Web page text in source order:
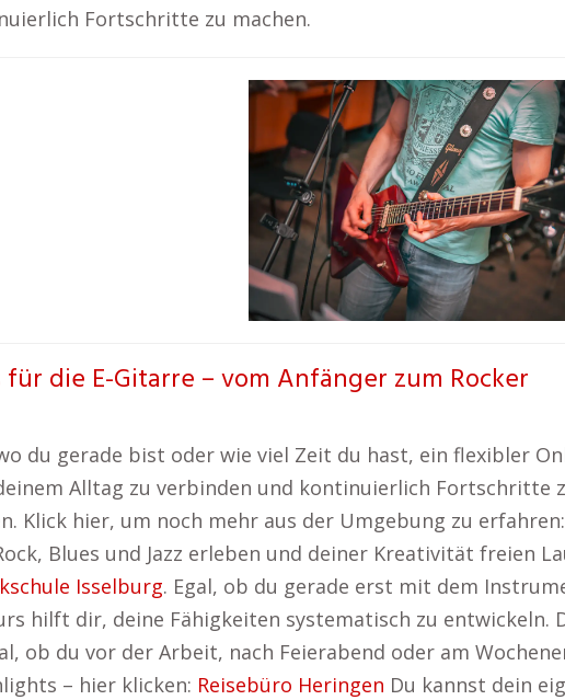
Fortschritte zu machen.
die E-Gitarre – vom Anfänger zum Rocker
du gerade bist oder wie viel Zeit du hast, ein flexibler
Alltag zu verbinden und kontinuierlich Fortschritte
Klick hier, um noch mehr aus der Umgebung zu erfahren:
Blues und Jazz erleben und deiner Kreativität freien
Isselburg. Egal, ob du gerade erst mit dem
hilft dir, deine Fähigkeiten systematisch zu
ob du vor der Arbeit, nach Feierabend oder am
– hier klicken: Reisebüro Heringen Du kannst dein